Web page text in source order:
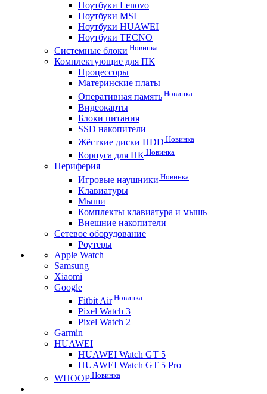
Ноутбуки Lenovo
Ноутбуки MSI
Ноутбуки HUAWEI
Ноутбуки TECNO
Системные блоки Новинка
Комплектующие для ПК
Процессоры
Материнские платы
Оперативная память Новинка
Видеокарты
Блоки питания
SSD накопители
Жёсткие диски HDD Новинка
Корпуса для ПК Новинка
Периферия
Игровые наушники Новинка
Клавиатуры
Мыши
Комплекты клавиатура и мышь
Внешние накопители
Сетевое оборудование
Роутеры
Apple Watch
Samsung
Xiaomi
Google
Fitbit AirНовинка
Pixel Watch 3
Pixel Watch 2
Garmin
HUAWEI
HUAWEI Watch GT 5
HUAWEI Watch GT 5 Pro
WHOOP Новинка